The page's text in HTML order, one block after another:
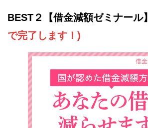
BEST２【借金減額ゼミナール】
で完了します！)